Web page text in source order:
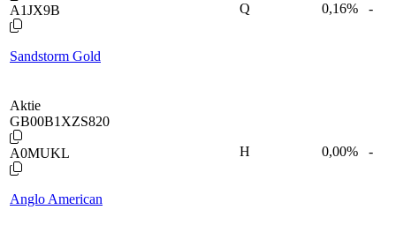
A1JX9B
Sandstorm Gold
Q 0,16% -
Aktie
GB00B1XZS820
A0MUKL
Anglo American
H 0,00% -